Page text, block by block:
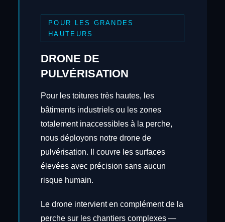
POUR LES GRANDES
HAUTEURS
DRONE DE
PULVÉRISATION
Pour les toitures très hautes, les
bâtiments industriels ou les zones
totalement inaccessibles à la perche,
nous déployons notre drone de
pulvérisation. Il couvre les surfaces
élevées avec précision sans aucun
risque humain.
Le drone intervient en complément de la
perche sur les chantiers complexes —